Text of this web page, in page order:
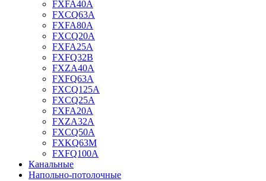
FXFA40A
FXCQ63A
FXFA80A
FXCQ20A
FXFA25A
FXFQ32B
FXZA40A
FXFQ63A
FXCQ125A
FXCQ25A
FXFA20A
FXZA32A
FXCQ50A
FXKQ63M
FXFQ100A
Канальные
Напольно-потолочные